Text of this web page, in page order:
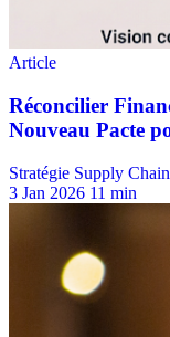
Stratégie Supply Chain
3 Jan 2026 11 min